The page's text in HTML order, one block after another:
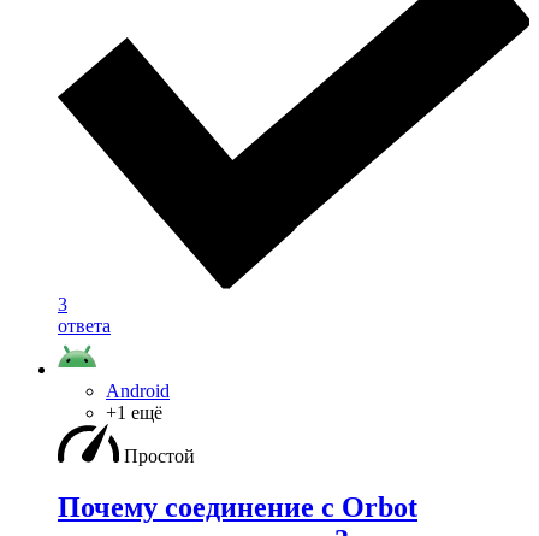
3
ответа
Android
+1 ещё
Простой
Почему соединение с Orbot